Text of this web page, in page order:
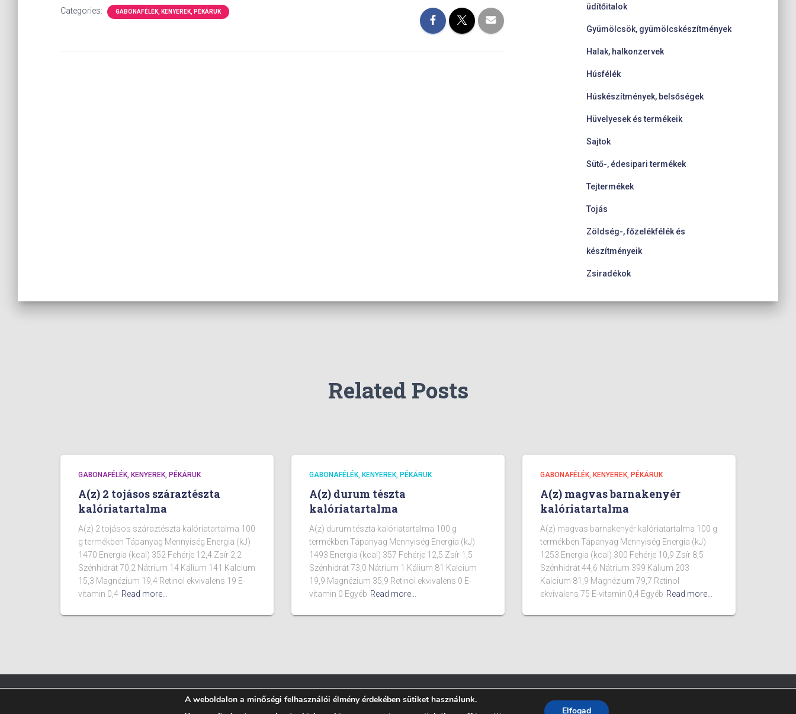
Categories: GABONAFÉLÉK, KENYEREK, PÉKÁRUK
üdítőitalok
Gyümölcsök, gyümölcskészítmények
Halak, halkonzervek
Húsfélék
Húskészítmények, belsőségek
Hüvelyesek és termékeik
Sajtok
Sütő-, édesipari termékek
Tejtermékek
Tojás
Zöldség-, főzelékfélék és
készítményeik
Zsiradékok
Related Posts
GABONAFÉLÉK, KENYEREK, PÉKÁRUK
A(z) 2 tojásos száraztészta
kalóriatartalma
A(z) 2 tojásos száraztészta kalóriatartalma 100
g termékben Tápanyag Mennyiség Energia (kJ)
1470 Energia (kcal) 352 Fehérje 12,4 Zsír 2,2
Szénhidrát 70,2 Nátrium 14 Kálium 141 Kalcium
15,3 Magnézium 19,4 Retinol ekvivalens 19 E-
vitamin 0,4 Read more…
GABONAFÉLÉK, KENYEREK, PÉKÁRUK
A(z) durum tészta
kalóriatartalma
A(z) durum tészta kalóriatartalma 100 g
termékben Tápanyag Mennyiség Energia (kJ)
1493 Energia (kcal) 357 Fehérje 12,5 Zsír 1,5
Szénhidrát 73,0 Nátrium 1 Kálium 81 Kalcium
19,9 Magnézium 35,9 Retinol ekvivalens 0 E-
vitamin 0 Egyéb Read more…
GABONAFÉLÉK, KENYEREK, PÉKÁRUK
A(z) magvas barnakenyér
kalóriatartalma
A(z) magvas barnakenyér kalóriatartalma 100 g
termékben Tápanyag Mennyiség Energia (kJ)
1253 Energia (kcal) 300 Fehérje 10,9 Zsír 8,5
Szénhidrát 44,6 Nátrium 399 Kálium 203
Kalcium 81,9 Magnézium 79,7 Retinol
ekvivalens 75 E-vitamin 0,4 Egyéb Read more…
Fitpont - 2025 - Minden jog fenntartva.
A weboldalon a minőségi felhasználói élmény érdekében sütiket használunk.
Elfogad